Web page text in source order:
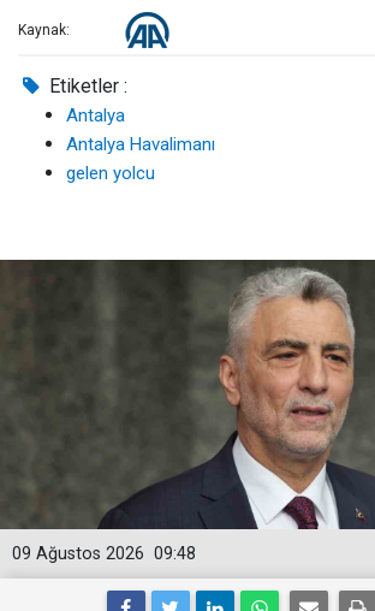
Kaynak:
Etiketler :
Antalya
Antalya Havalimanı
gelen yolcu
09:48
09 Ağustos 2026